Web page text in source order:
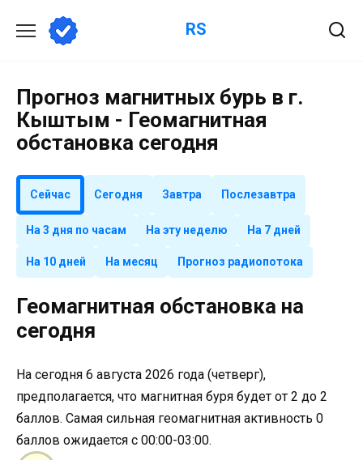
содержанию
RS
Прогноз магнитных бурь в г.
Кыштым - Геомагнитная
обстановка сегодня
Сейчас Сегодня Завтра Послезавтра
На 3 дня по часам На эту неделю На 7 дней
На 10 дней На месяц Прогноз радиопотока
Геомагнитная обстановка на
сегодня
На сегодня 6 августа 2026 года (четверг),
предполагается, что магнитная буря будет от 2 до 2
баллов. Самая сильная геомагнитная активность 0
баллов ожидается с 00:00-03:00.